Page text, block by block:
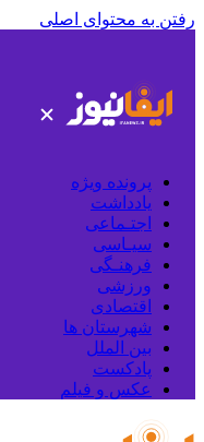
رفتن به محتوای اصلی
پرونده ویژه
یادداشت
اجتـماعی
سیـاسی
فرهنـگی
ورزشی
اقتصادی
شهرستان ها
بین الملل
پادکست
عکس و فیلم